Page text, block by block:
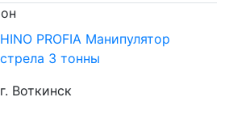
HINO PROFIA Манипулятор
стрела 3 тонны
г. Воткинск